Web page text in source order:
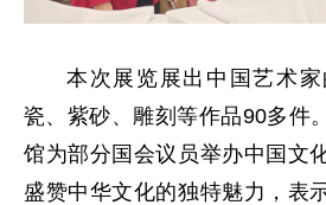
本次展览展出中国艺术
瓷、紫砂、雕刻等作品90多件
馆为部分国会议员举办中国文
盛赞中华文化的独特魅力，表